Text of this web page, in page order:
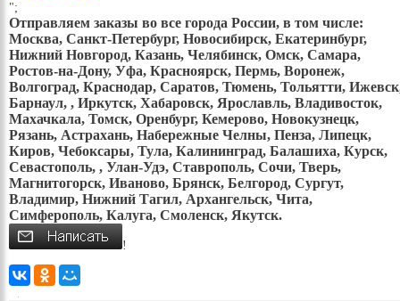
";
Отправляем заказы во все города России, в том числе:
Москва, Санкт-Петербург, Новосибирск, Екатеринбург,
Нижний Новгород, Казань, Челябинск, Омск, Самара,
Ростов-на-Дону, Уфа, Красноярск, Пермь, Воронеж,
Волгоград, Краснодар, Саратов, Тюмень, Тольятти,
Барнаул, , Иркутск, Хабаровск, Ярославль, Владивосток,
Махачкала, Томск, Оренбург, Кемерово, Новокузнецк,
Рязань, Астрахань, Набережные Челны, Пенза, Липецк,
Киров, Чебоксары, Тула, Калининград, Балашиха, Курск,
Севастополь, , Улан-Удэ, Ставрополь, Сочи, Тверь,
Магнитогорск, Иваново, Брянск, Белгород, Сургут,
Владимир, Нижний Тагил, Архангельск, Чита,
Симферополь, Калуга, Смоленск, Якутск.
!